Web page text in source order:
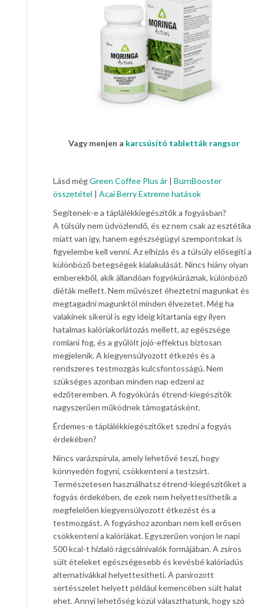
Vagy menjen a karcsúsító tabletták rangsor
Lásd mégGreen Coffee Plus ár | BurnBooster
összetétel | Acai Berry Extreme hatások
Segítenek-e a táplálékkiegészítők a fogyásban?
A túlsúly nem üdvözlendő, és ez nem csak az esztétika
miatt van így, hanem egészségügyi szempontokat is
figyelembe kell venni. Az elhízás és a túlsúly elősegíti a
különböző betegségek kialakulását. Nincs hiány olyan
emberekből, akik állandóan fogyókúráznak, különböző
diéták mellett. Nem művészet éheztetni magunkat és
megtagadni magunktól minden élvezetet. Még ha
valakinek sikerül is egy ideig kitartania egy ilyen
hatalmas kalóriakorlátozás mellett, az egészsége
romlani fog, és a gyűlölt jojó-effektus biztosan
megjelenik. A kiegyensúlyozott étkezés és a
rendszeres testmozgás kulcsfontosságú. Nem
szükséges azonban minden nap edzeni az
edzőteremben. A fogyókúrás étrend-kiegészítők
nagyszerűen működnek támogatásként.
Érdemes-e táplálékkiegészítőket szedni a fogyás
érdekében?
Nincs varázspirula, amely lehetővé teszi, hogy
könnyedén fogyni, csökkenteni a testzsírt.
Természetesen használhatsz étrend-kiegészítőket a
fogyás érdekében, de ezek nem helyettesíthetik a
megfelelően kiegyensúlyozott étkezést és a
testmozgást. A fogyáshoz azonban nem kell erősen
csökkenteni a kalóriákat. Egyszerűen vonjon le napi
500 kcal-t hizlaló rágcsálnivalók formájában. A zsíros
sült ételeket egészségesebb és kevésbé kalóriadús
alternatívákkal helyettesítheti. A panírozott
sertésszelet helyett például kemencében sült halat
ehet. Annyi lehetőség közül választhatunk, hogy szó